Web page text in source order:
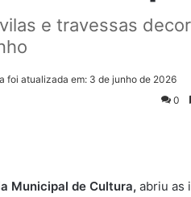
e travessas
foi atualizada em: 3 de junho de 2026
0
Municipal de Cultura, abriu as